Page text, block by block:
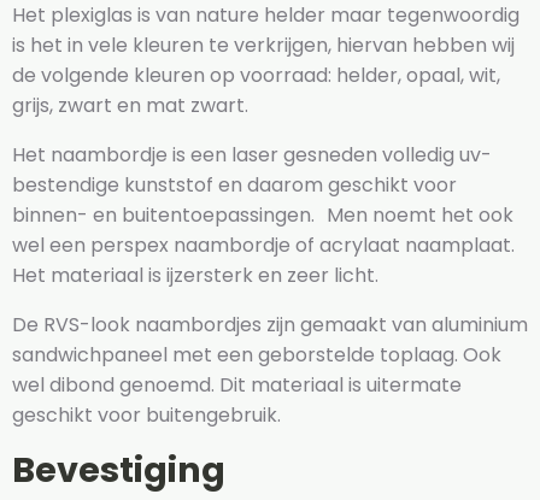
Het plexiglas is van nature helder maar tegenwoordig
is het in vele kleuren te verkrijgen, hiervan hebben wij
de volgende kleuren op voorraad: helder, opaal, wit,
grijs, zwart en mat zwart.
Het naambordje is een laser gesneden volledig uv-
bestendige kunststof en daarom geschikt voor
binnen- en buitentoepassingen. Men noemt het ook
wel een perspex naambordje of acrylaat naamplaat.
Het materiaal is ijzersterk en zeer licht.
De RVS-look naambordjes zijn gemaakt van aluminium
sandwichpaneel met een geborstelde toplaag. Ook
wel dibond genoemd. Dit materiaal is uitermate
geschikt voor buitengebruik.
Bevestiging